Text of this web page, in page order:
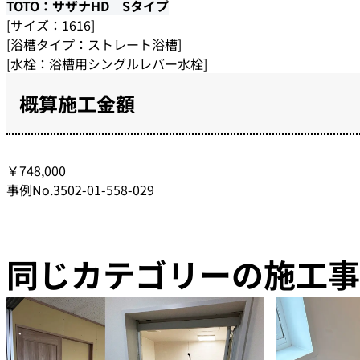
TOTO：サザナHD Sタイプ
[サイズ：1616]
[浴槽タイプ：ストレート浴槽]
[水栓：浴槽用シングルレバー水栓]
概算施工金額
￥748,000
事例No.3502-01-558-029
同じカテゴリーの施工